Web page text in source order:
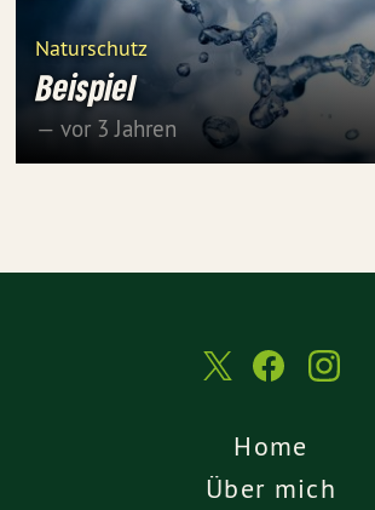
Naturschutz
Beispiel
— vor 3 Jahren
Home
Über mich